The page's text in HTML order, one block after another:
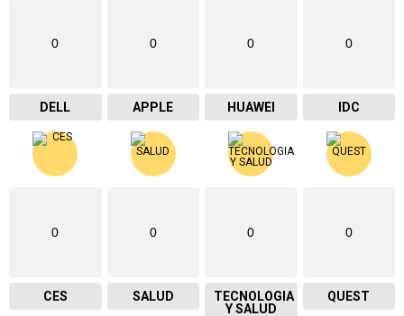
0
DELL
0
APPLE
0
HUAWEI
0
IDC
0
CES
0
SALUD
0
TECNOLOGIA
Y SALUD
0
QUEST